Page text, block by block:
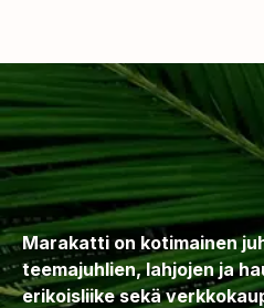
Marakatti on kotimainen
teemajuhlien, lahjojen ja
erikoisliike sekä